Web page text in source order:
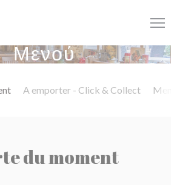
"Μπισκότων" (Cookies)
Μενού
A emporter - Click & Collect Menu
du moment